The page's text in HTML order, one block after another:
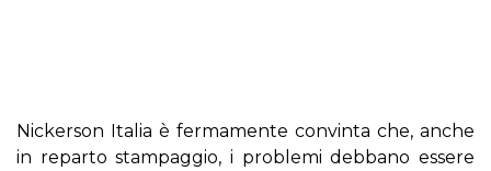
Nickerson Italia è fermamente convinta che, anche
in reparto stampaggio, i problemi debbano essere